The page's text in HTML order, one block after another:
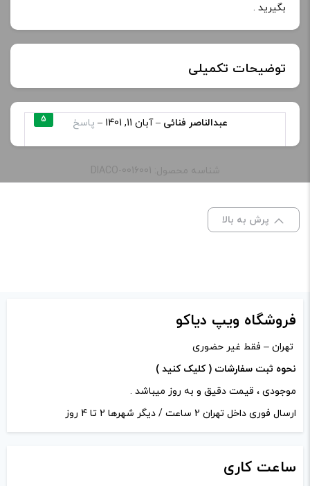
بگیرید .
توضیحات تکمیلی
cafe tobacco
5 عبدالناصر فنائی – آبان 11, 1401 – پاسخ
نشانی ایمیل شما منتشر نخواهد شد.
دیدگاه شما*
شناسه محصول: DIACO-0016001
پرش به بالا
فروشگاه ویپ دیاکو
تهران – فقط غیر حضوری
نحوه ثبت سفارشات ( کلیک کنید )
موجودی ، قیمت دقیق و به روز میباشد .
ارسال فوری داخل تهران 2 ساعت / دیگر شهرها 2 تا 4 روز
ساعت کاری